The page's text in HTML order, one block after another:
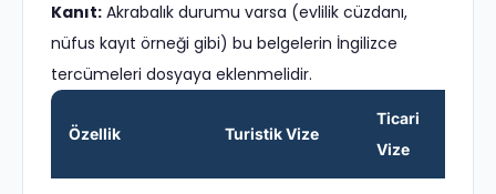
Kanıt: Akrabalık durumu varsa (evlilik cüzdanı,
nüfus kayıt örneği gibi) bu belgelerin İngilizce
tercümeleri dosyaya eklenmelidir.
Özellik Turistik Vize
Ticari
Vize